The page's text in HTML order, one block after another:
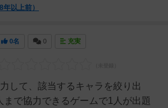
以上前）
0名 0 充実
して、該当するキャラを絞り出
まで協力できるゲームで1人が出題